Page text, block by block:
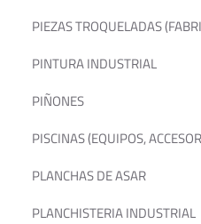
PIEZAS TROQUELADAS
PINTURA INDUSTRIAL
PIÑONES
PISCINAS (EQUIPOS,
PLANCHAS DE ASAR
PLANCHISTERIA INDUSTRIAL